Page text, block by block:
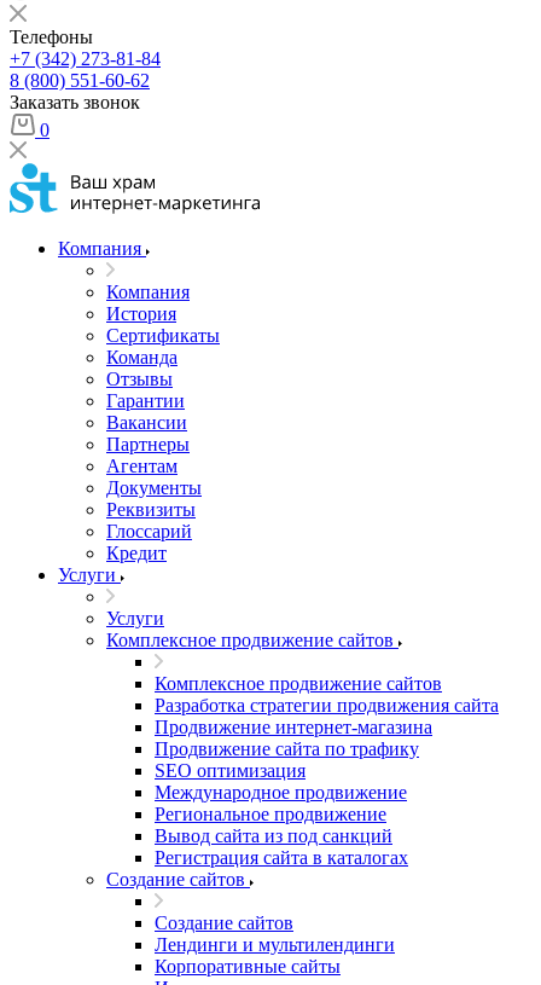
Телефоны
+7 (342) 273-81-84
8 (800) 551-60-62
Заказать звонок
0
Компания
Компания
История
Сертификаты
Команда
Отзывы
Гарантии
Вакансии
Партнеры
Агентам
Документы
Реквизиты
Глоссарий
Кредит
Услуги
Услуги
Комплексное продвижение сайтов
Комплексное продвижение сайтов
Разработка стратегии продвижения сайта
Продвижение интернет-магазина
Продвижение сайта по трафику
SEO оптимизация
Международное продвижение
Региональное продвижение
Вывод сайта из под санкций
Регистрация сайта в каталогах
Создание сайтов
Создание сайтов
Лендинги и мультилендинги
Корпоративные сайты